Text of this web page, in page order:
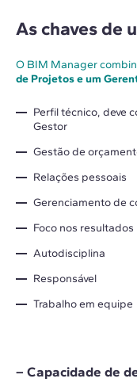
As chaves de
O BIM Manager
de Projetos e um
Perfil técnico, deve
Gestor
Gestão de
Relações pessoais
Gerenciamento de
Foco nos resultados
Autodisciplina
Responsável
Trabalho em equipe
– Capacidade de